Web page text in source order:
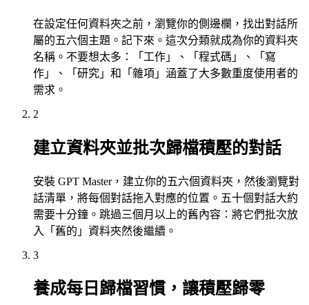
在設定任何資料夾之前，瀏覽你的側邊欄，找出對話所
屬的五六個主題。記下來。這次分類就成為你的資料夾
名稱。不要想太多：「工作」、「程式碼」、「寫
作」、「研究」和「雜項」涵蓋了大多數重度使用者的
需求。
2
建立資料夾並批次歸檔積壓的對話
安裝 GPT Master，建立你的五六個資料夾，然後瀏覽對
話清單，將每個對話拖入對應的位置。五十個對話大約
需要十分鐘。跳過三個月以上的舊內容：將它們批次放
入「舊的」資料夾然後繼續。
3
養成每日歸檔習慣，讓積壓歸零